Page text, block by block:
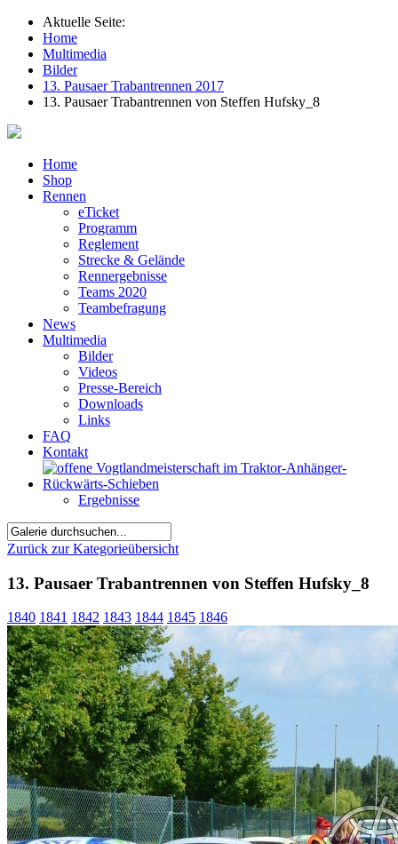
Aktuelle Seite:
Home
Multimedia
Bilder
13. Pausaer Trabantrennen 2017
13. Pausaer Trabantrennen von Steffen Hufsky_8
Home
Shop
Rennen
eTicket
Programm
Reglement
Strecke & Gelände
Rennergebnisse
Teams 2020
Teambefragung
News
Multimedia
Bilder
Videos
Presse-Bereich
Downloads
Links
FAQ
Kontakt
Ergebnisse
Zurück zur Kategorieübersicht
13. Pausaer Trabantrennen von Steffen Hufsky_8
1840 1841 1842 1843 1844 1845 1846